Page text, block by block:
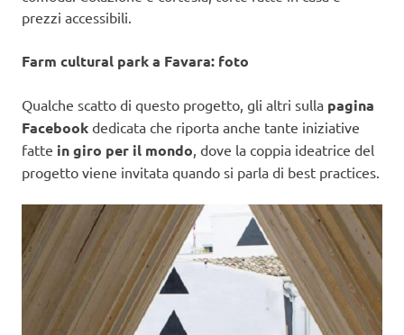
prezzi accessibili.
Farm cultural park a Favara: foto
Qualche scatto di questo progetto, gli altri sulla pagina
Facebook dedicata che riporta anche tante iniziative
fatte in giro per il mondo , dove la coppia ideatrice del
progetto viene invitata quando si parla di best practices.